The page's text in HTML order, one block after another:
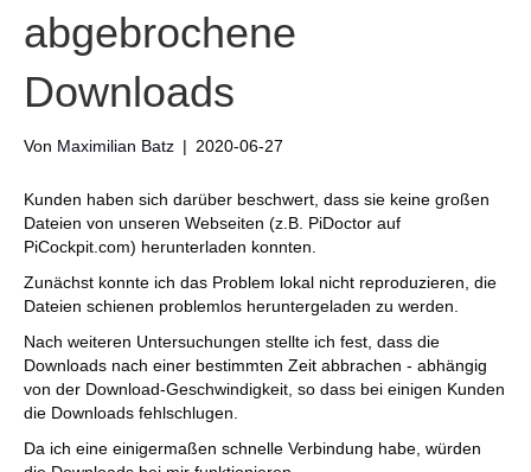
abgebrochene
Downloads
Von Maximilian Batz | 2020-06-27
Kunden haben sich darüber beschwert, dass sie keine großen
Dateien von unseren Webseiten (z.B. PiDoctor auf
PiCockpit.com) herunterladen konnten.
Zunächst konnte ich das Problem lokal nicht reproduzieren, die
Dateien schienen problemlos heruntergeladen zu werden.
Nach weiteren Untersuchungen stellte ich fest, dass die
Downloads nach einer bestimmten Zeit abbrachen - abhängig
von der Download-Geschwindigkeit, so dass bei einigen Kunden
die Downloads fehlschlugen.
Da ich eine einigermaßen schnelle Verbindung habe, würden